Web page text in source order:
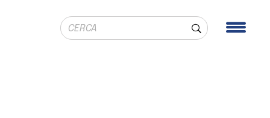
Ricerca globale
Cerca